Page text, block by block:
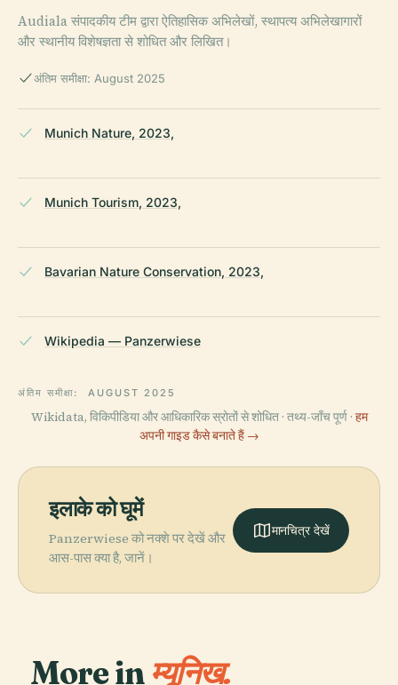
Audiala संपादकीय टीम द्वारा ऐतिहासिक अभिलेखों, स्थापत्य अभिलेखागारों
और स्थानीय विशेषज्ञता से शोधित और लिखित।
अंतिम समीक्षा: August 2025
Munich Nature, 2023,
Munich Tourism, 2023,
Bavarian Nature Conservation, 2023,
Wikipedia — Panzerwiese
अंतिम समीक्षा: AUGUST 2025
Wikidata, विकिपीडिया और आधिकारिक स्रोतों से शोधित · तथ्य-जाँच पूर्ण · हम
अपनी गाइड कैसे बनाते हैं →
इलाके को घूमें
Panzerwiese को नक्शे पर देखें और
आस-पास क्या है, जानें।
मानचित्र देखें
More in म्यूनिख.